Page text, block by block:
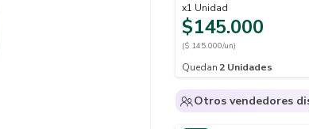
x1 Unidad
$145.000
($ 145.000/un)
Quedan 2 Unidades
Otros vendedores